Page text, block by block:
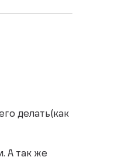
делать(как
А так же